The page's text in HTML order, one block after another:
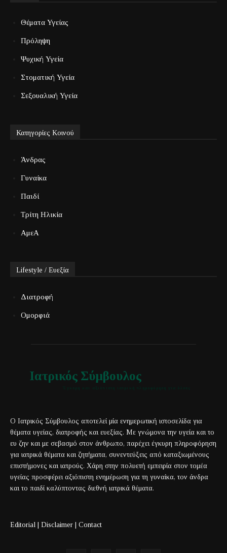
Θέματα Υγείας
Πρόληψη
Ψυχική Υγεία
Στοματική Υγεία
Σεξουαλική Υγεία
Κατηγορίες Κοινού
Άνδρας
Γυναίκα
Παιδί
Τρίτη Ηλικία
ΑμεΑ
Lifestyle / Ευεξία
Διατροφή
Ομορφιά
Ιατρικός Σύμβουλος
Ο Ιατρικός Σύμβουλος αποτελεί μία ενημερωτική ιστοσελίδα για
θέματα υγείας, διατροφής και ευεξίας. Με γνώμονα την υγεία και το
ευ ζην και με σεβασμό στον άνθρωπο, παρέχει έγκυρη πληροφόρηση
για ιατρικά θέματα και ζητήματα, συνεντεύξεις από καταξιωμένους
επιστήμονες και ιατρούς. Χάρη στην πολυετή εμπειρία στον τομέα
υγείας προσφέρει αξιόπιστη ενημέρωση για τη γυναίκα, τον άνδρα
και το παιδί καλύπτοντας διεθνή ιατρικά θέματα.
Editorial | Disclaimer | Contact